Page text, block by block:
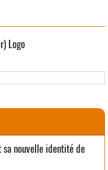
Logo
sa nouvelle identité de